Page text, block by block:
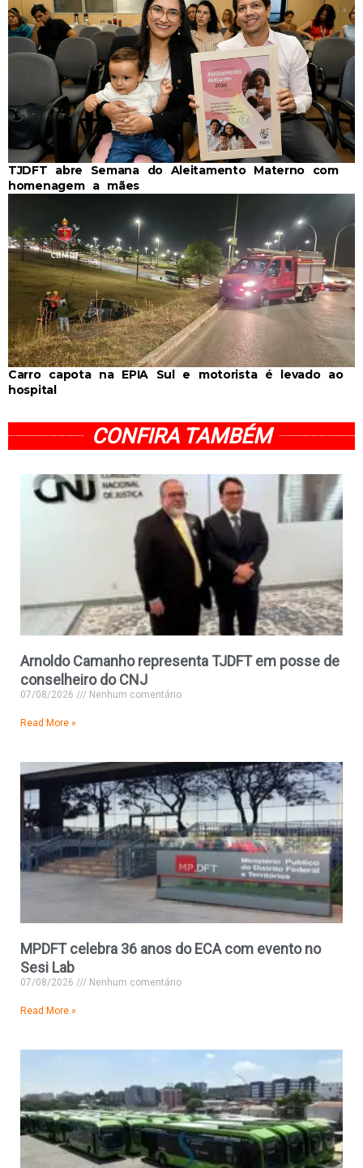
TJDFT abre Semana do Aleitamento Materno com
homenagem a mães
Carro capota na EPIA Sul e motorista é levado ao
hospital
CONFIRA TAMBÉM
Arnoldo Camanho representa TJDFT em posse de
conselheiro do CNJ
07/08/2026 Nenhum comentário
Read More »
MPDFT celebra 36 anos do ECA com evento no
Sesi Lab
07/08/2026 Nenhum comentário
Read More »